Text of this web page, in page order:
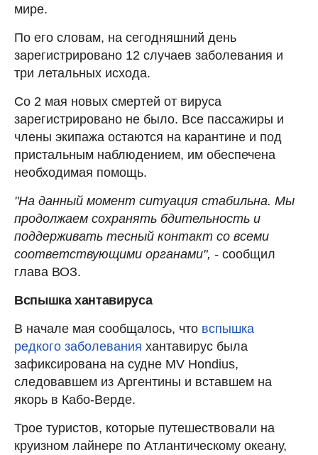
мире.
По его словам, на сегодняшний день
зарегистрировано 12 случаев заболевания и
три летальных исхода.
Со 2 мая новых смертей от вируса
зарегистрировано не было. Все пассажиры и
члены экипажа остаются на карантине и под
пристальным наблюдением, им обеспечена
необходимая помощь.
"На данный момент ситуация стабильна. Мы
продолжаем сохранять бдительность и
поддерживать тесный контакт со всеми
соответствующими органами", - сообщил
глава ВОЗ.
Вспышка хантавируса
В начале мая сообщалось, что вспышка
редкого заболевания хантавирус была
зафиксирована на судне MV Hondius,
следовавшем из Аргентины и вставшем на
якорь в Кабо-Верде.
Трое туристов, которые путешествовали на
круизном лайнере по Атлантическому океану,